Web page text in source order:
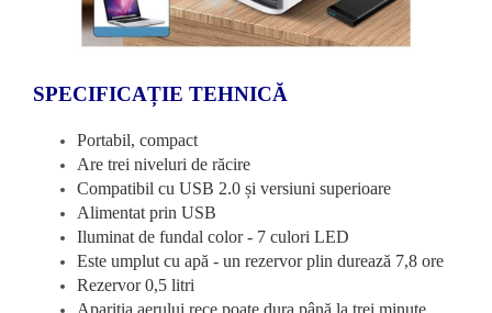
SPECIFICAȚIE TEHNICĂ
Portabil, compact
Are trei niveluri de răcire
Compatibil cu USB 2.0 și versiuni superioare
Alimentat prin USB
Iluminat de fundal color - 7 culori LED
Este umplut cu apă - un rezervor plin durează 7,8 ore
Rezervor 0,5 litri
Apariția aerului rece poate dura până la trei minute